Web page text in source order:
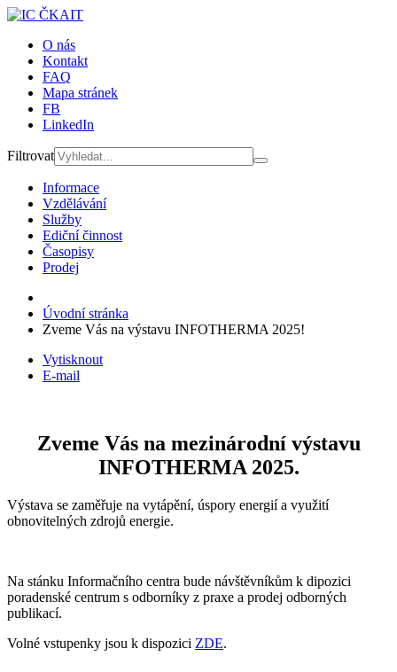
O nás
Kontakt
FAQ
Mapa stránek
FB
LinkedIn
Filtrovat
Informace
Vzdělávání
Služby
Ediční činnost
Časopisy
Prodej
Úvodní stránka
Zveme Vás na výstavu INFOTHERMA 2025!
Vytisknout
E-mail
Zveme Vás na mezinárodní výstavu
INFOTHERMA 2025.
Výstava se zaměřuje na vytápění, úspory energií a využití
obnovitelných zdrojů energie.
Na stánku Informačního centra bude návštěvníkům k dipozici
poradenské centrum s odborníky z praxe a prodej odborných
publikací.
Volné vstupenky jsou k dispozici ZDE.